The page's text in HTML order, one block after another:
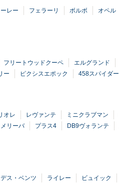
ーレー フェラーリ ボルボ オペル
フリートウッドクーペ エルグランド
ー ピクシスエポック 458スパイダー
オレ レヴァンテ ミニクラブマン
メリーバ プラス4 DB9ヴォランテ
ス・ベンツ ライレー ビュイック